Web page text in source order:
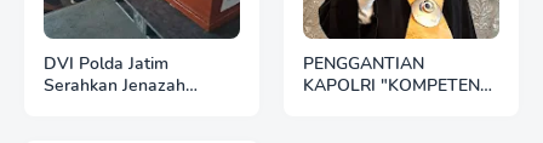
DVI Polda Jatim
Serahkan Jenazah
PENGGANTIAN
KAPOLRI "KOMPETENSI